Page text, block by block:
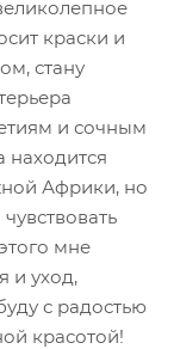
краски и
стану
и сочным
Африки, но
мне
и уход,
с радостью
красотой!